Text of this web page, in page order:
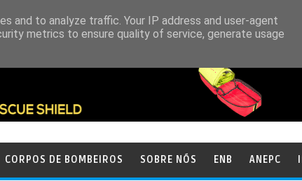
CORPOS DE BOMBEIROS SOBRE NÓS ENB ANEPC
and to analyze traffic. Your IP address and user-agent
metrics to ensure quality of service, generate usage